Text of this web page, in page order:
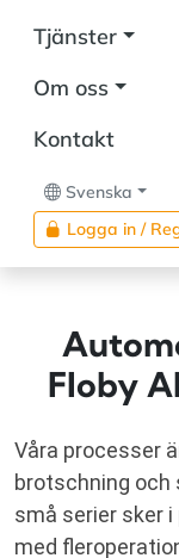
Tjänster
Om oss
Kontakt
Svenska
Logga in /
Floby
Våra processer
brotschning och
små serier sker
med